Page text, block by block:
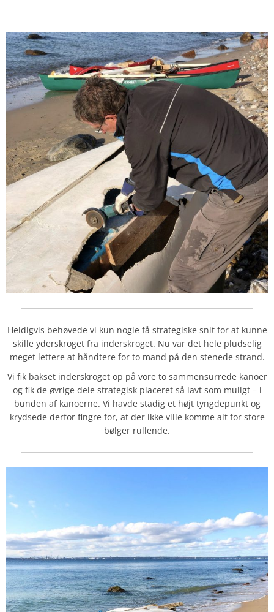
Heldigvis behøvede vi kun nogle få strategiske snit for at kunne
skille yderskroget fra inderskroget. Nu var det hele pludselig
meget lettere at håndtere for to mand på den stenede strand.
Vi fik bakset inderskroget op på vore to sammensurrede kanoer
og fik de øvrige dele strategisk placeret så lavt som muligt – i
bunden af kanoerne. Vi havde stadig et højt tyngdepunkt og
krydsede derfor fingre for, at der ikke ville komme alt for store
bølger rullende.